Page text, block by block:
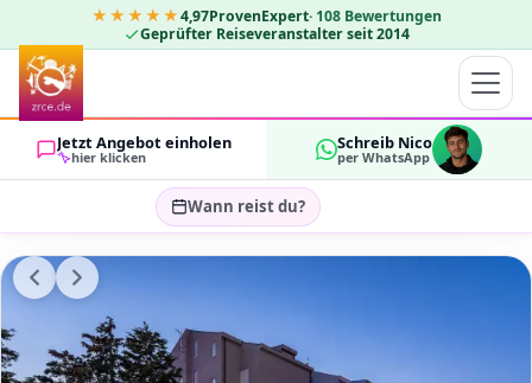
★★★★★4,97ProvenExpert· 108 Bewertungen
Geprüfter Reiseveranstalter seit 2014
Jetzt Angebot einholen
hier klicken
Schreib Nico
per WhatsApp
Wann reist du?
Reisezeitraum wählen…
GÄSTE
2